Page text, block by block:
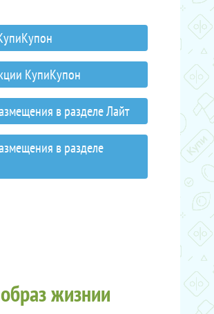
КупиКупон
в разделе Лайт
в разделе
жизнии